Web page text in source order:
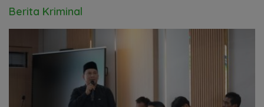
Berita Kriminal